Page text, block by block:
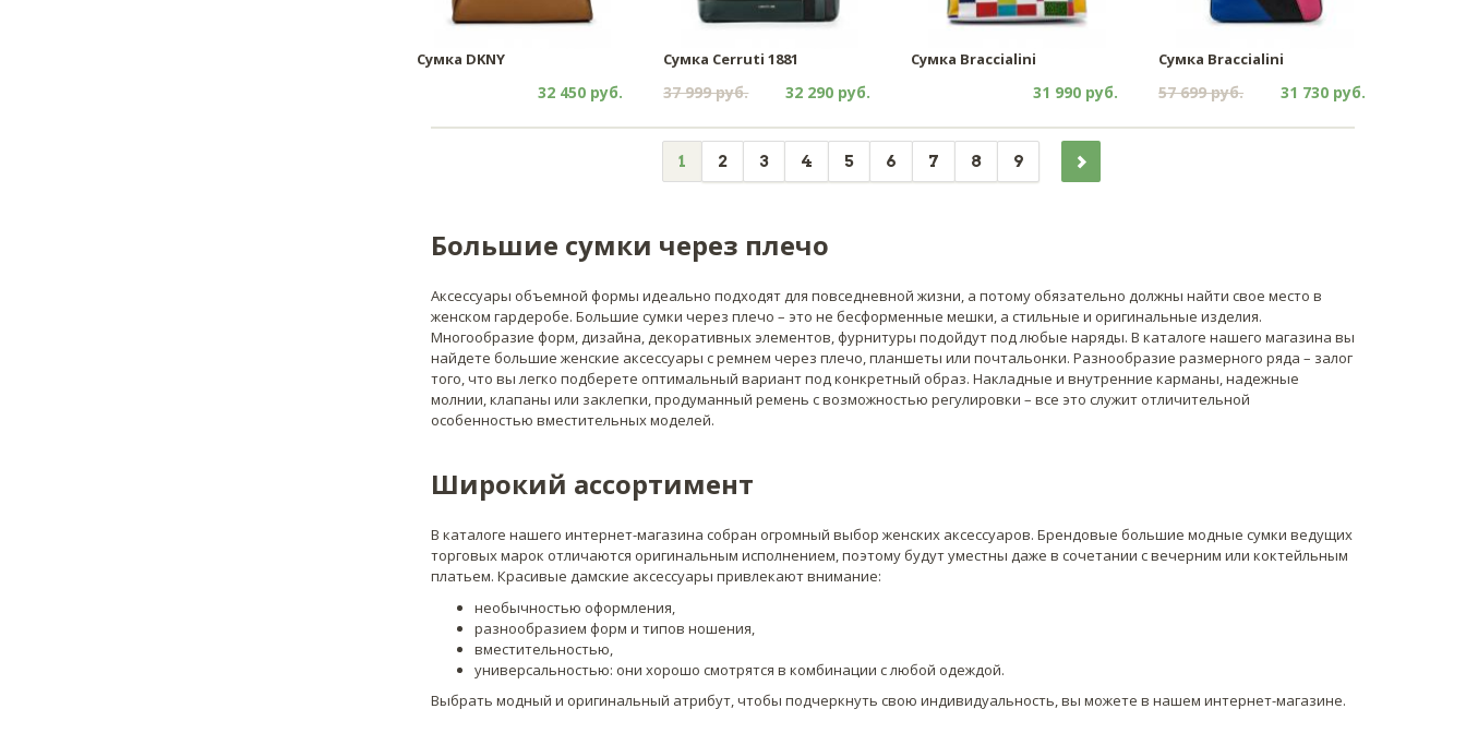
Сумка DKNY
32 450 руб.
Сумка Cerruti 1881
37 999 руб. 32 290 руб.
Сумка Braccialini
31 990 руб.
Сумка Braccialini
57 699 руб. 31 730 руб.
1 2 3 4 5 6 7 8 9
Большие сумки через плечо
Аксессуары объемной формы идеально подходят для повседневной жизни, а потому обязательно должны найти свое место в
женском гардеробе. Большие сумки через плечо – это не бесформенные мешки, а стильные и оригинальные изделия.
Многообразие форм, дизайна, декоративных элементов, фурнитуры подойдут под любые наряды. В каталоге нашего магазина вы
найдете большие женские аксессуары с ремнем через плечо, планшеты или почтальонки. Разнообразие размерного ряда – залог
того, что вы легко подберете оптимальный вариант под конкретный образ. Накладные и внутренние карманы, надежные
молнии, клапаны или заклепки, продуманный ремень с возможностью регулировки – все это служит отличительной
особенностью вместительных моделей.
Широкий ассортимент
В каталоге нашего интернет-магазина собран огромный выбор женских аксессуаров. Брендовые большие модные сумки ведущих
торговых марок отличаются оригинальным исполнением, поэтому будут уместны даже в сочетании с вечерним или коктейльным
платьем. Красивые дамские аксессуары привлекают внимание:
необычностью оформления,
разнообразием форм и типов ношения,
вместительностью,
универсальностью: они хорошо смотрятся в комбинации с любой одеждой.
Выбрать модный и оригинальный атрибут, чтобы подчеркнуть свою индивидуальность, вы можете в нашем интернет-магазине.